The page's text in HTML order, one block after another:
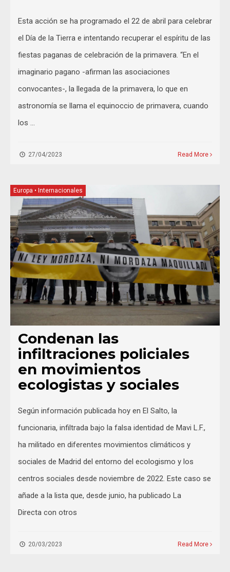
Esta acción se ha programado el 22 de abril para celebrar
el Día de la Tierra e intentando recuperar el espíritu de las
fiestas paganas de celebración de la primavera. “En el
imaginario pagano -afirman las asociaciones
convocantes-, la llegada de la primavera, lo que en
astronomía se llama el equinoccio de primavera, cuando
los …
27/04/2023 Read More
Europa • Internacionales
Condenan las
infiltraciones policiales
en movimientos
ecologistas y sociales
Según información publicada hoy en El Salto, la
funcionaria, infiltrada bajo la falsa identidad de Mavi L.F.,
ha militado en diferentes movimientos climáticos y
sociales de Madrid del entorno del ecologismo y los
centros sociales desde noviembre de 2022. Este caso se
añade a la lista que, desde junio, ha publicado La
Directa con otros
20/03/2023 Read More